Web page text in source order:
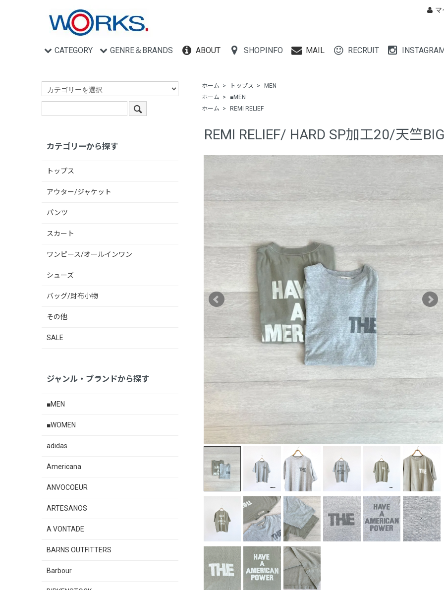
マ
CATEGORY GENRE＆BRANDS ABOUT SHOPINFO MAIL RECRUIT
ホーム > トップス >
MEN
ホーム >
■MEN
ホーム > REMI RELIEF
REMI RELIEF/ HARD SP加工20/天竺
カテゴリーから探す
トップス
アウター/ジャケット
パンツ
スカート
ワンピース/オールインワン
シューズ
バッグ/財布小物
その他
SALE
ジャンル・ブランドから探す
■MEN
■WOMEN
adidas
Americana
ANVOCOEUR
ARTESANOS
A VONTADE
BARNS OUTFITTERS
Barbour